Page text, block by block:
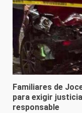
Familiares de
para exigir
responsable